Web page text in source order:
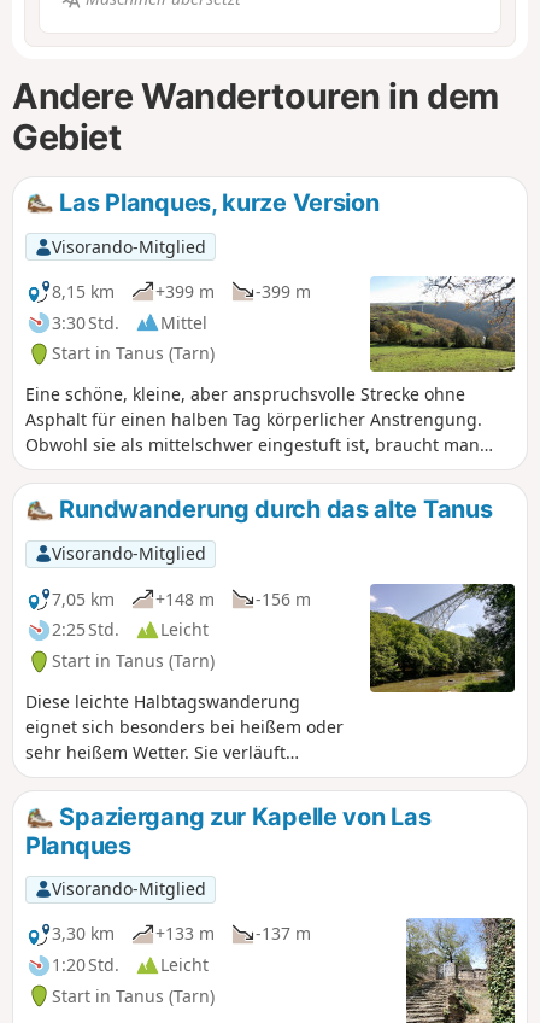
Andere Wandertouren in dem
Gebiet
Las Planques, kurze Version
Visorando-Mitglied
8,15 km
+399 m
-399 m
3:30 Std.
Mittel
Start in Tanus (Tarn)
Eine schöne, kleine, aber anspruchsvolle Strecke ohne
Asphalt für einen halben Tag körperlicher Anstrengung.
Obwohl sie als mittelschwer eingestuft ist, braucht man
schon etwas Kondition, um diese Achterbahnfahrt des Viaur
zu bewältigen. Wälder, Wasser, Aussichtspunkte und alte
Steine sind hier eine Augenweide.
Rundwanderung durch das alte Tanus
Visorando-Mitglied
7,05 km
+148 m
-156 m
2:25 Std.
Leicht
Start in Tanus (Tarn)
Diese leichte Halbtagswanderung
eignet sich besonders bei heißem oder
sehr heißem Wetter. Sie verläuft
nämlich durchgehend im Unterholz und
entlang des Viaur sowie fast
ausschließlich auf markierten Wegen.
Allerdings handelt es sich nicht um eine
Rundwanderung, aber der Blick auf den
Viaur ist sehr schön und vor allem ist es
dort im Schatten angenehm kühl. Dieser
Weg wird nur wenig begangen. Er
befindet sich auf dem „Chemin des
Planques“.
Spaziergang zur Kapelle von Las
Planques
Visorando-Mitglied
3,30 km
+133 m
-137 m
1:20 Std.
Leicht
Start in Tanus (Tarn)